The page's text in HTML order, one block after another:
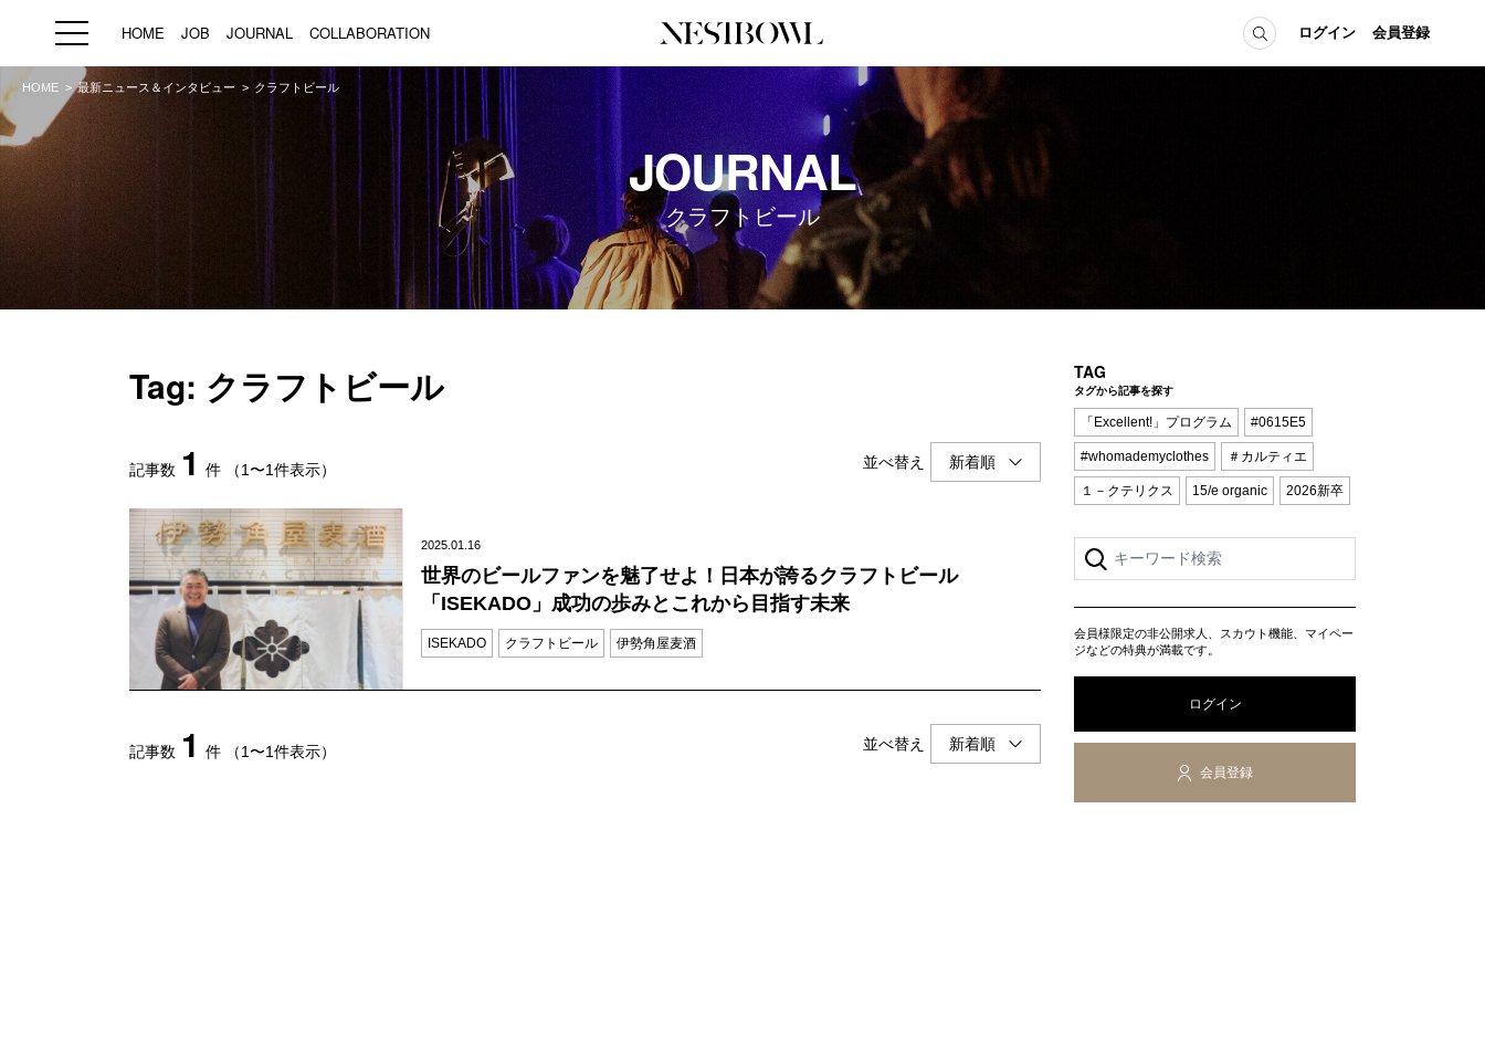
HOME JOB JOURNAL COLLABORATION ログイン 会員登録
HOME JOB
求人検索
新着求人
ブランド一覧
JOURNAL
インタビュー
エデュケーション
ニュース＆イベント
データ
COLLABORATION
コラボ募集一覧
コラボ募集記事
コラボ実績案内
初めての方へ
Q&A
HOME 最新ニュース＆インタビュー クラフトビール
JOURNAL
クラフトビール
Tag: クラフトビール
記事数 1 件 （1〜1件表示） 並べ替え
2025.01.16
世界のビールファンを魅了せよ！日本が誇るクラフトビール
「ISEKADO」成功の歩みとこれから目指す未来
ISEKADO クラフトビール 伊勢角屋麦酒
記事数 1 件 （1〜1件表示） 並べ替え
TAG
タグから記事を探す
「Excellent!」プログラム #0615E5
#whomademyclothes ＃カルティエ
１－クテリクス 15/e organic 2026新卒
会員様限定の非公開求人、スカウト機能、マイペー
ジなどの特典が満載です。
ログイン
会員登録